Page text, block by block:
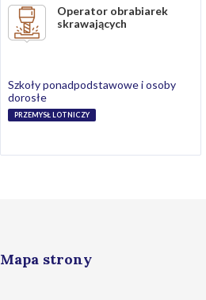
Operator obrabiarek
skrawających
Szkoły ponadpodstawowe i osoby
dorosłe
PRZEMYSŁ LOTNICZY
Mapa strony